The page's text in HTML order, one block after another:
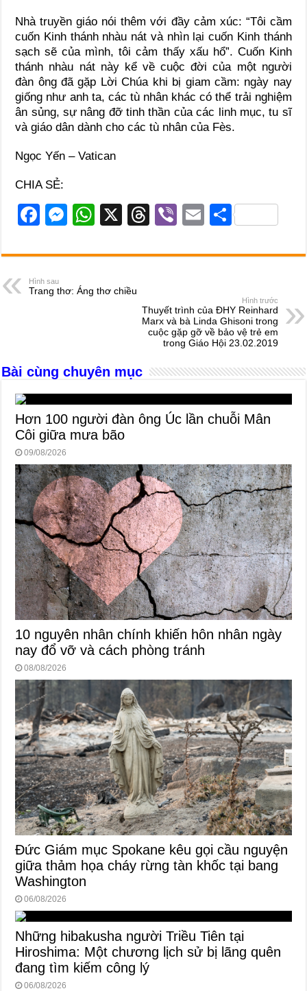
Nhà truyền giáo nói thêm với đầy cảm xúc: “Tôi cầm
cuốn Kinh thánh nhàu nát và nhìn lại cuốn Kinh thánh
sạch sẽ của mình, tôi cảm thấy xấu hổ”. Cuốn Kinh
thánh nhàu nát này kể về cuộc đời của một người
đàn ông đã gặp Lời Chúa khi bị giam cầm: ngày nay
giống như anh ta, các tù nhân khác có thể trải nghiệm
ân sủng, sự nâng đỡ tinh thần của các linh mục, tu sĩ
và giáo dân dành cho các tù nhân của Fès.
Ngọc Yến – Vatican
CHIA SẺ:
F
c
e
b
k
M
ss
e
n
W
at
A
X
T
e
d
s
Vi
er
E
ail
S
ar
Hình sau
Trang thơ: Áng thơ chiều
Hình trước
Thuyết trình của ĐHY Reinhard
Marx và bà Linda Ghisoni trong
cuộc gặp gỡ về bảo vệ trẻ em
trong Giáo Hội 23.02.2019
Bài cùng chuyên mục
Hơn 100 người đàn ông Úc lần chuỗi Mân
Côi giữa mưa bão
09/08/2026
10 nguyên nhân chính khiến hôn nhân ngày
nay đổ vỡ và cách phòng tránh
08/08/2026
Đức Giám mục Spokane kêu gọi cầu nguyện
giữa thảm họa cháy rừng tàn khốc tại bang
Washington
06/08/2026
Những hibakusha người Triều Tiên tại
Hiroshima: Một chương lịch sử bị lãng quên
đang tìm kiếm công lý
06/08/2026